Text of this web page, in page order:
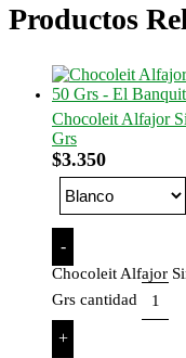
Productos
Chocoleit Alfajor
Grs
$3.350
-
Chocoleit Alfajor
Grs cantidad
+